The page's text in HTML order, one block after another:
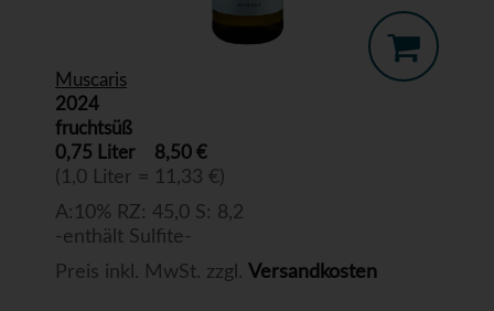
Muscaris
2024
fruchtsüß
0,75 Liter
8,50 €
(1,0 Liter = 11,33 €)
A:10% RZ: 45,0 S: 8,2
-enthält Sulfite-
Preis inkl. MwSt. zzgl. Versandkosten